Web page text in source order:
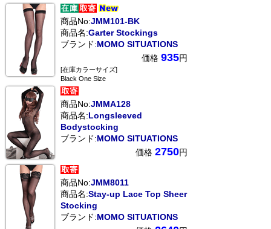
商品No:JMM101-BK
商品名:Garter Stockings
ブランド:MOMO SITUATIONS
価格 935円
[在庫カラーサイズ]
Black One Size
商品No:JMMA128
商品名:Longsleeved
Bodystocking
ブランド:MOMO SITUATIONS
価格 2750円
商品No:JMM8011
商品名:Stay-up Lace Top Sheer
Stocking
ブランド:MOMO SITUATIONS